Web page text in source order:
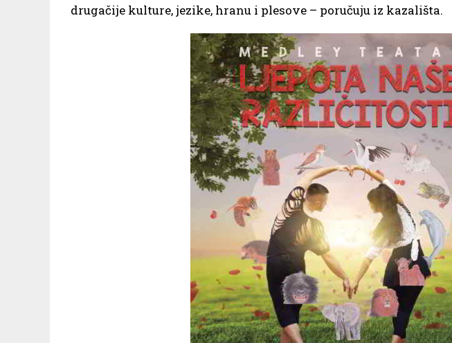
drugačije kulture, jezike, hranu i plesove – poručuju iz kazališta.